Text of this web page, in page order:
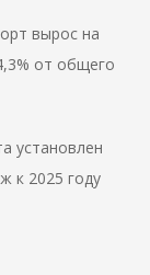
вырос на
от общего
установлен
к 2025 году